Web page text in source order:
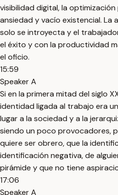
visibilidad digital, la
ansiedad y vacío existencial. La
solo se introyecta y el
el éxito y con la productividad
el oficio.
15:59
Speaker A
Si en la primera mitad del siglo
identidad ligada al trabajo era
lugar a la sociedad y a la
siendo un poco provocadores,
quiere ser obrero, que la
identificación negativa, de
pirámide y que no tiene
17:06
Speaker A